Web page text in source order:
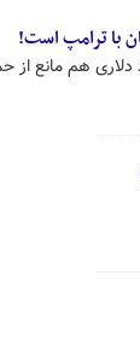
با ترامپ است!
دلاری هم مانع از